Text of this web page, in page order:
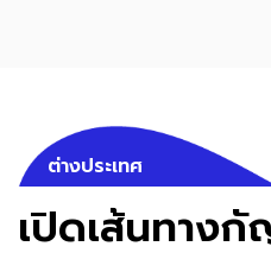
ต่างประเทศ
เปิดเส้นทาง